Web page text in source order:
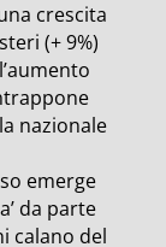
crescita
(+ 9%)
nazionale
emerge
da parte
calano del